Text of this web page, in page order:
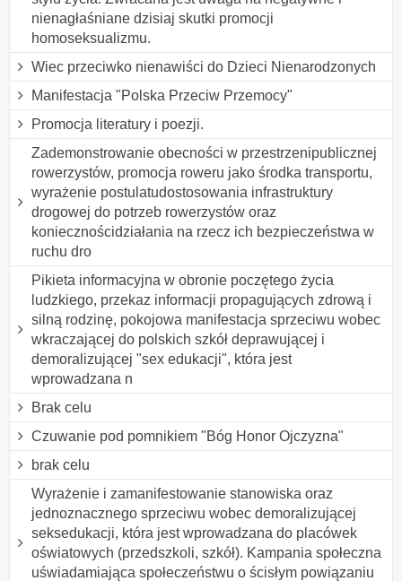
nienagłaśniane dzisiaj skutki promocji
homoseksualizmu.
Wiec przeciwko nienawiści do Dzieci Nienarodzonych
Manifestacja "Polska Przeciw Przemocy"
Promocja literatury i poezji.
Zademonstrowanie obecności w przestrzenipublicznej
rowerzystów, promocja roweru jako środka transportu,
wyrażenie postulatudostosowania infrastruktury
drogowej do potrzeb rowerzystów oraz
koniecznościdziałania na rzecz ich bezpieczeństwa w
ruchu dro
Pikieta informacyjna w obronie poczętego życia
ludzkiego, przekaz informacji propagujących zdrową i
silną rodzinę, pokojowa manifestacja sprzeciwu wobec
wkraczającej do polskich szkół deprawującej i
demoralizującej "sex edukacji", która jest
wprowadzana n
Brak celu
Czuwanie pod pomnikiem "Bóg Honor Ojczyzna"
brak celu
Wyrażenie i zamanifestowanie stanowiska oraz
jednoznacznego sprzeciwu wobec demoralizującej
seksedukacji, która jest wprowadzana do placówek
oświatowych (przedszkoli, szkół). Kampania społeczna
uświadamiająca społeczeństwu o ścisłym powiązaniu